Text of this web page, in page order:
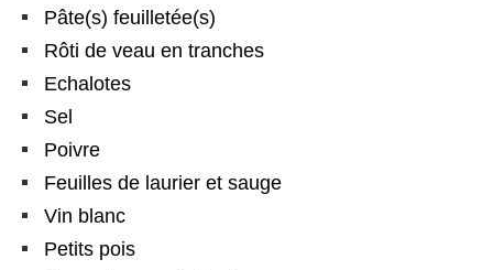
Pâte(s) feuilletée(s)
Rôti de veau en tranches
Echalotes
Sel
Poivre
Feuilles de laurier et sauge
Vin blanc
Petits pois